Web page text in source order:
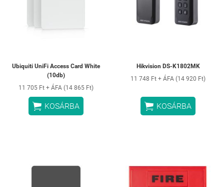
Ubiquiti UniFi Access Card White
(10db)
11 705 Ft + ÁFA (14 865 Ft)
 KOSÁRBA
Hikvision DS-K1802MK
11 748 Ft + ÁFA (14 920 Ft)
 KOSÁRBA